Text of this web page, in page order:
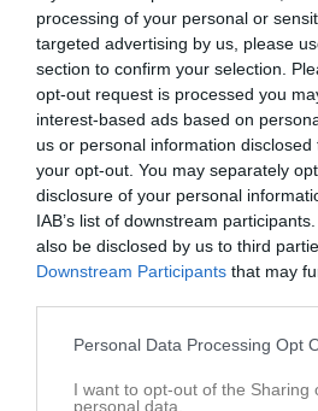
processing of your personal or
targeted advertising by us, please
section to confirm your selection.
opt-out request is processed you
interest-based ads based on
us or personal information
your opt-out. You may separately
disclosure of your personal
IAB’s list of downstream
also be disclosed by us to third
Downstream Participants that may
Personal Data Processing Opt
I want to opt-out of the Sharing
personal data.
På gång Kalender